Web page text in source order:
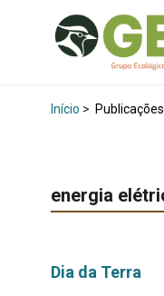
Início >
energia
Dia da Terra